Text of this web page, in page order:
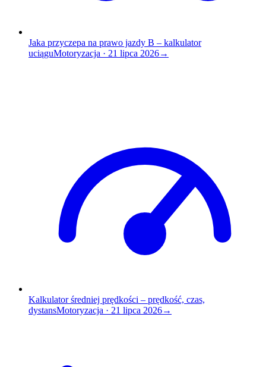
Jaka przyczepa na prawo jazdy B – kalkulator
uciąguMotoryzacja · 21 lipca 2026→
Kalkulator średniej prędkości – prędkość, czas,
dystansMotoryzacja · 21 lipca 2026→